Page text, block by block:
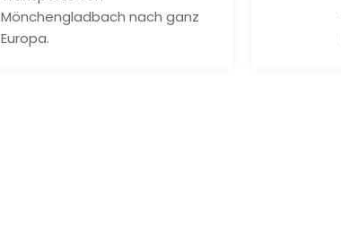
Mönchengladbach nach ganz
Europa.